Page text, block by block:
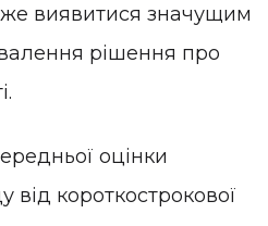
виявитися значущим
рішення про
оцінки
від короткострокової